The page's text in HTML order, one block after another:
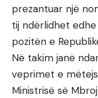
prezantuar një
tij ndërlidhet
pozitën e
Në takim janë
veprimet e
Ministrisë së